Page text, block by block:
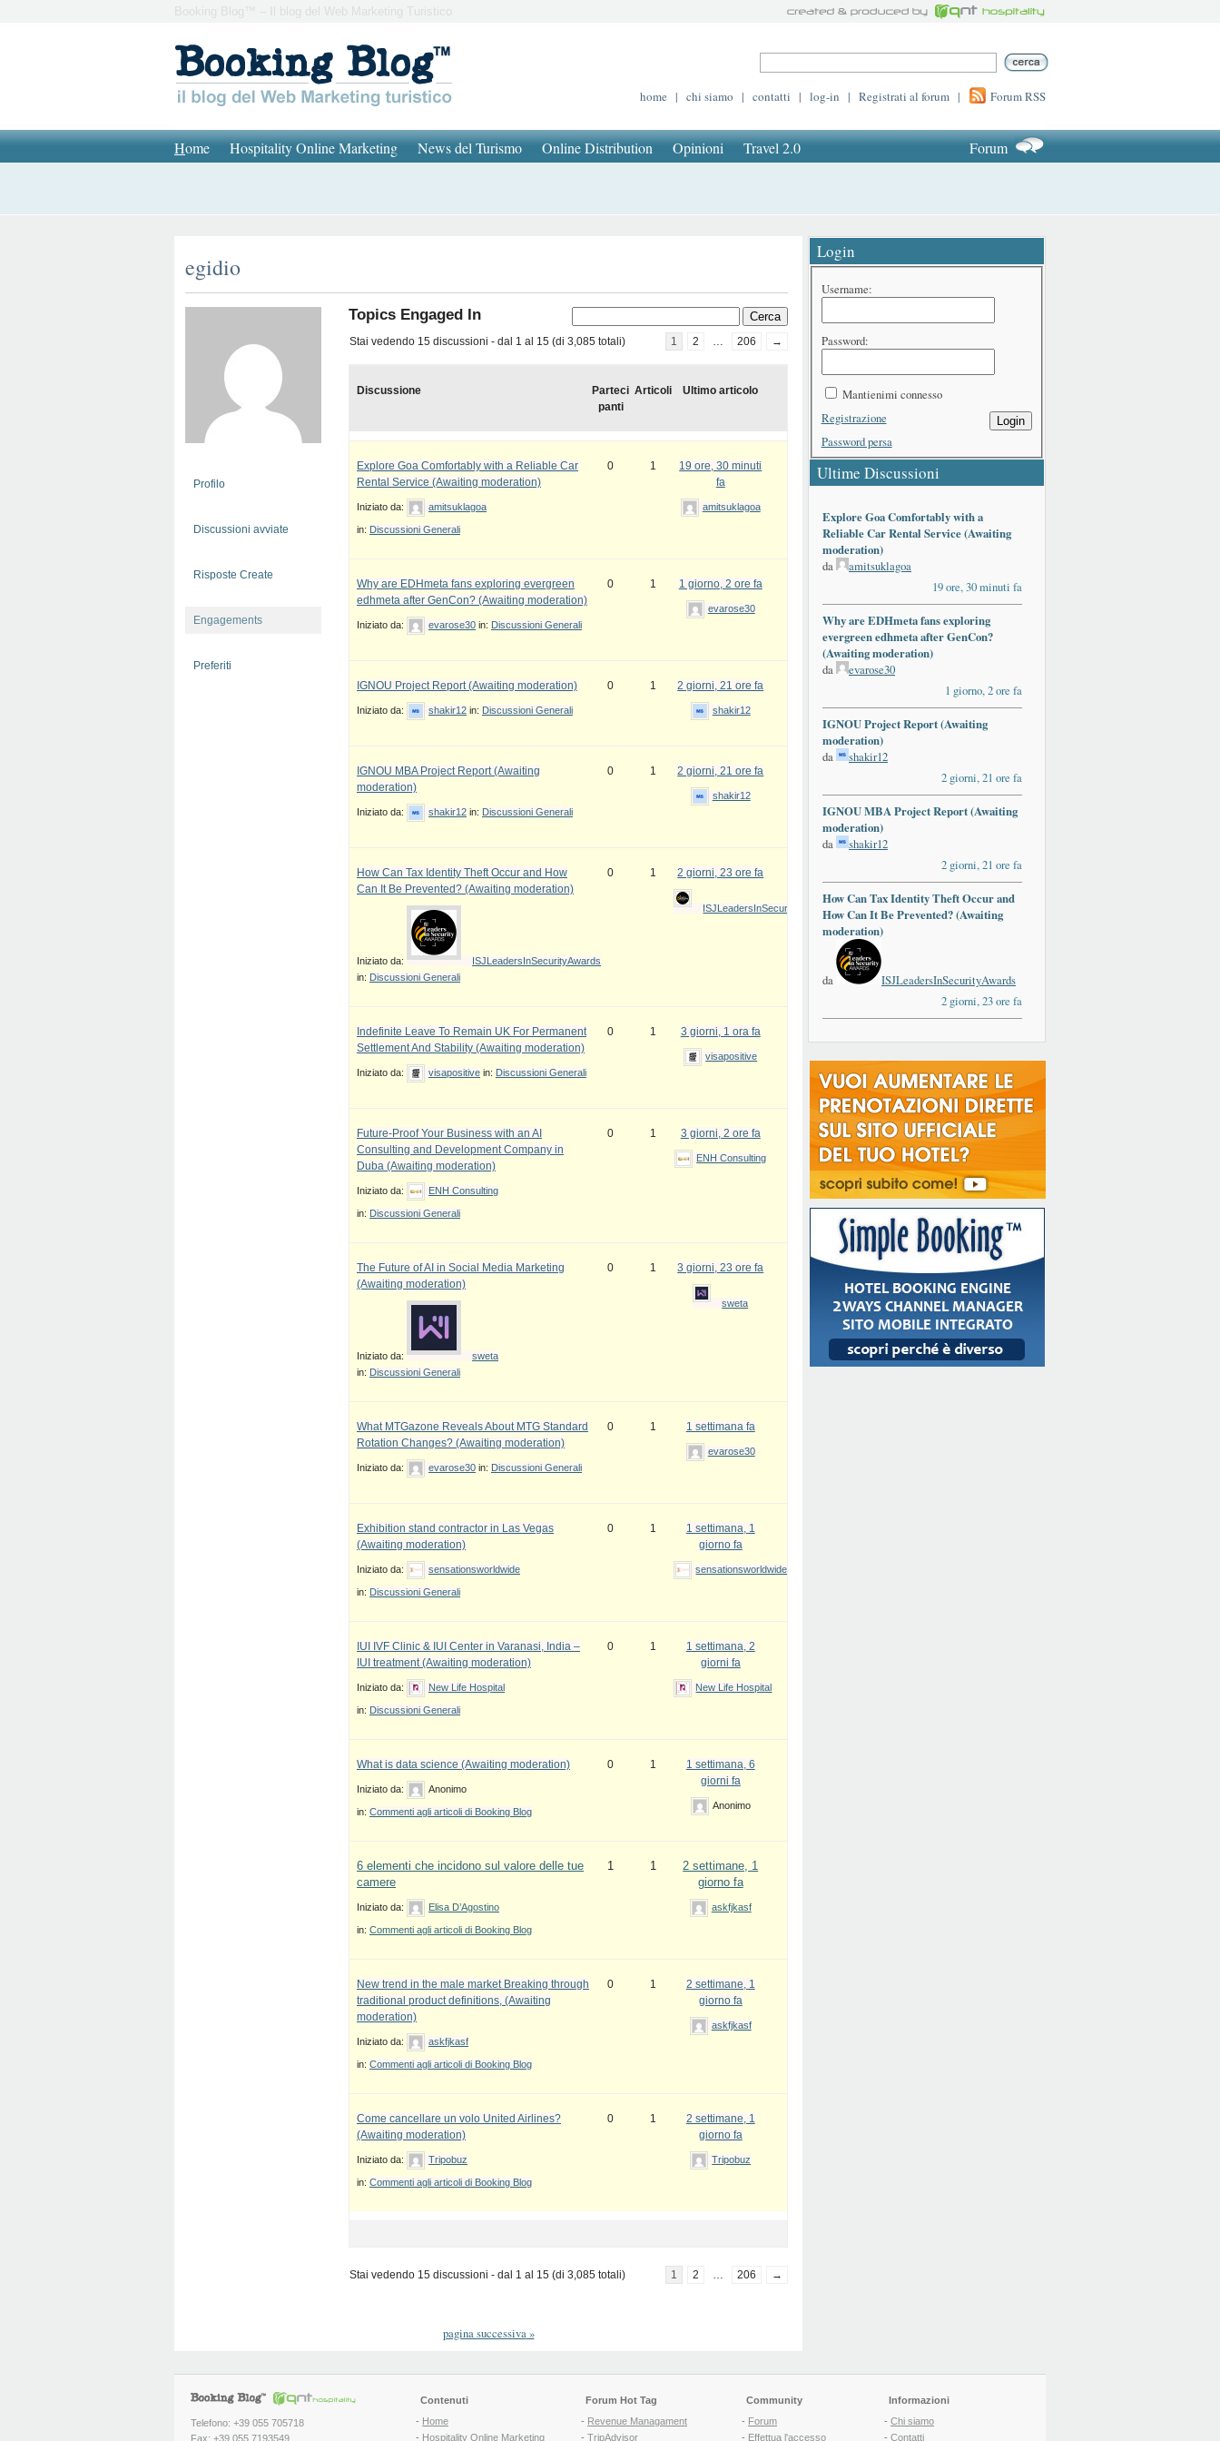
Booking Blog™ – Il blog del Web Marketing Turistico
home | chi siamo | contatti | log-in | Registrati al forum | Forum RSS
Home Hospitality Online Marketing News del Turismo Online Distribution Opinioni Travel 2.0 Forum
egidio
Profilo
Discussioni avviate
Risposte Create
Engagements
Preferiti
Topics Engaged In
Stai vedendo 15 discussioni - dal 1 al 15 (di 3,085 totali) 1 2 … 206 →
Discussione
Parteci
panti
Articoli Ultimo articolo
Explore Goa Comfortably with a Reliable Car
Rental Service (Awaiting moderation)
Iniziato da: amitsuklagoa
in: Discussioni Generali
0 1
19 ore, 30 minuti
fa
amitsuklagoa
Why are EDHmeta fans exploring evergreen
edhmeta after GenCon? (Awaiting moderation)
Iniziato da: evarose30 in: Discussioni Generali
0 1 1 giorno, 2 ore fa
evarose30
IGNOU Project Report (Awaiting moderation)
Iniziato da: shakir12 in: Discussioni Generali
0 1 2 giorni, 21 ore fa
shakir12
IGNOU MBA Project Report (Awaiting
moderation)
Iniziato da: shakir12 in: Discussioni Generali
0 1 2 giorni, 21 ore fa
shakir12
How Can Tax Identity Theft Occur and How
Can It Be Prevented? (Awaiting moderation)
Iniziato da:
ISJLeadersInSecurityAwards
in: Discussioni Generali
0 1 2 giorni, 23 ore fa
ISJLeadersInSecurityAwards
Indefinite Leave To Remain UK For Permanent
Settlement And Stability (Awaiting moderation)
Iniziato da: visapositive in: Discussioni Generali
0 1 3 giorni, 1 ora fa
visapositive
Future-Proof Your Business with an AI
Consulting and Development Company in
Duba (Awaiting moderation)
Iniziato da: ENH Consulting
in: Discussioni Generali
0 1 3 giorni, 2 ore fa
ENH Consulting
The Future of AI in Social Media Marketing
(Awaiting moderation)
Iniziato da:
sweta
in: Discussioni Generali
0 1 3 giorni, 23 ore fa
sweta
What MTGazone Reveals About MTG Standard
Rotation Changes? (Awaiting moderation)
Iniziato da: evarose30 in: Discussioni Generali
0 1 1 settimana fa
evarose30
Exhibition stand contractor in Las Vegas
(Awaiting moderation)
Iniziato da: sensationsworldwide
in: Discussioni Generali
0 1
1 settimana, 1
giorno fa
sensationsworldwide
IUI IVF Clinic & IUI Center in Varanasi, India –
IUI treatment (Awaiting moderation)
Iniziato da: New Life Hospital
in: Discussioni Generali
0 1
1 settimana, 2
giorni fa
New Life Hospital
What is data science (Awaiting moderation)
Iniziato da: Anonimo
in: Commenti agli articoli di Booking Blog
0 1
1 settimana, 6
giorni fa
Anonimo
6 elementi che incidono sul valore delle tue
camere
Iniziato da: Elisa D’Agostino
in: Commenti agli articoli di Booking Blog
1 1
2 settimane, 1
giorno fa
askfjkasf
New trend in the male market Breaking through
traditional product definitions, (Awaiting
moderation)
Iniziato da: askfjkasf
in: Commenti agli articoli di Booking Blog
0 1
2 settimane, 1
giorno fa
askfjkasf
Come cancellare un volo United Airlines?
(Awaiting moderation)
Iniziato da: Tripobuz
in: Commenti agli articoli di Booking Blog
0 1
2 settimane, 1
giorno fa
Tripobuz
Stai vedendo 15 discussioni - dal 1 al 15 (di 3,085 totali) 1 2 … 206 →
pagina successiva»
Login
Username:
Password:
Mantienimi connesso
Login
Registrazione
Password persa
Ultime Discussioni
Explore Goa Comfortably with a
Reliable Car Rental Service (Awaiting
moderation)
da
amitsuklagoa
19 ore, 30 minuti fa
Why are EDHmeta fans exploring
evergreen edhmeta after GenCon?
(Awaiting moderation)
da
evarose30
1 giorno, 2 ore fa
IGNOU Project Report (Awaiting
moderation)
da
shakir12
2 giorni, 21 ore fa
IGNOU MBA Project Report (Awaiting
moderation)
da
shakir12
2 giorni, 21 ore fa
How Can Tax Identity Theft Occur and
How Can It Be Prevented? (Awaiting
moderation)
da
ISJLeadersInSecurityAwards
2 giorni, 23 ore fa
Telefono: +39 055 705718
Fax: +39 055 7193549
Contenuti
- Home
- Hospitality Online Marketing
Forum Hot Tag
- Revenue Managament
- TripAdvisor
Community
- Forum
- Effettua l'accesso
Informazioni
- Chi siamo
- Contatti